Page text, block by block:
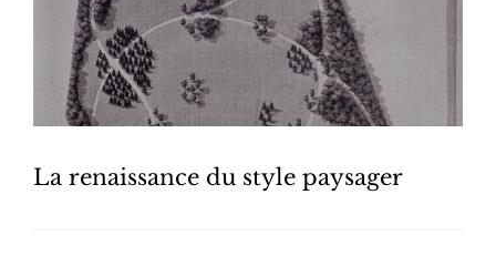
La renaissance du style paysager